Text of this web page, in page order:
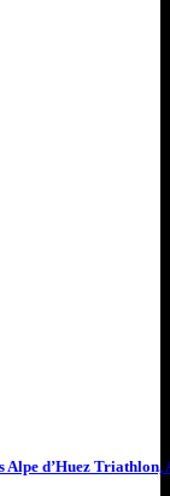
Alpe d’Huez Triathlon,